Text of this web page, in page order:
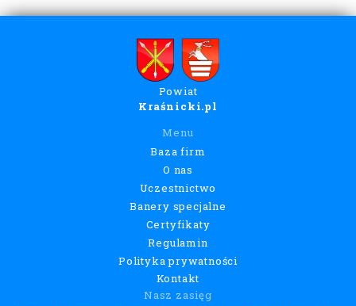
Powiat
Kraśnicki.pl
Menu
Baza firm
O nas
Uczestnictwo
Banery specjalne
Certyfikaty
Regulamin
Polityka prywatności
Kontakt
Nasz zasięg